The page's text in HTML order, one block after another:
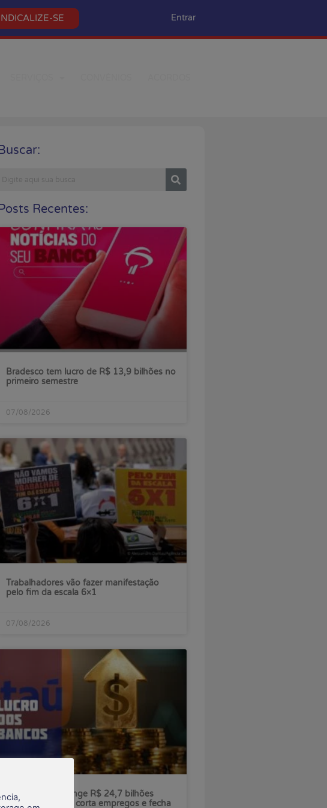
SE Entrar
Recentes:
Bradesco tem lucro de R$ 13,9 bilhões no
primeiro semestre
07/08/2026
Trabalhadores vão fazer manifestação
pelo fim da escala 6×1
07/08/2026
Lucro do Itaú atinge R$ 24,7 bilhões
enquanto banco corta empregos e fecha